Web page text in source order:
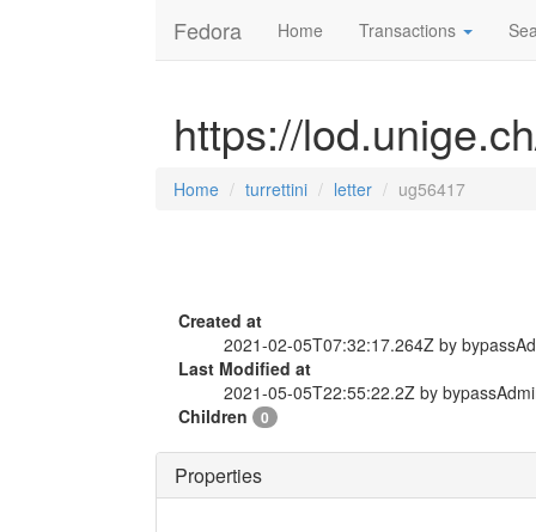
Fedora Home Transactions
https://
Home turrettini letter ug56417
Created at
2021-02-05T07:32:17.264Z by
Last Modified at
2021-05-05T22:55:22.2Z by
Children
0
Properties